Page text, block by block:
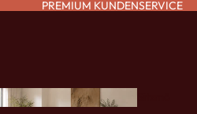
PREMIUM KUNDENSERVICE